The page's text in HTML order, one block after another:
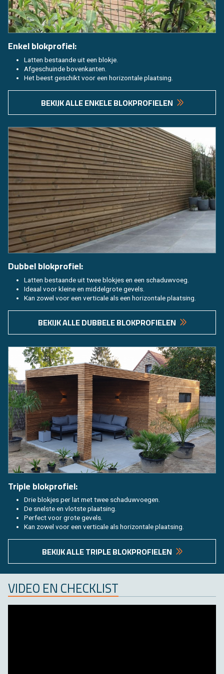
Enkel blok­pro­fiel:
Lat­ten be­staan­de uit een blok­je.
Af­ge­schuin­de bo­ven­kan­ten.
Het beest ge­schikt voor een ho­ri­zon­ta­le plaat­sing.
BE­KIJK ALLE EN­KE­LE BLOK­PRO­FIE­LEN
Dub­bel blok­pro­fiel:
Lat­ten be­staan­de uit twee blok­jes en een scha­duw­voeg.
Ide­aal voor klei­ne en mid­del­gro­te ge­vels.
Kan zowel voor een ver­ti­ca­le als een ho­ri­zon­ta­le plaat­sing.
BE­KIJK ALLE DUB­BE­LE BLOK­PRO­FIE­LEN
Tri­ple blok­pro­fiel:
Drie blok­jes per lat met twee scha­duw­voe­gen.
De snel­ste en vlot­ste plaat­sing.
Per­fect voor grote ge­vels.
Kan zowel voor een ver­ti­ca­le als ho­ri­zon­ta­le plaat­sing.
BE­KIJK ALLE TRI­PLE BLOK­PRO­FIE­LEN
VIDEO EN CHECK­LIST